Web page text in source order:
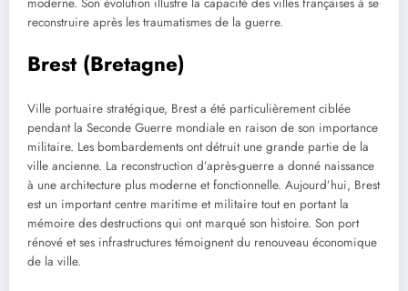
reconstruire après les traumatismes de la guerre.
Brest (Bretagne)
Ville portuaire stratégique, Brest a été particulièrement ciblée
pendant la Seconde Guerre mondiale en raison de son importance
militaire. Les bombardements ont détruit une grande partie de la
ville ancienne. La reconstruction d’après-guerre a donné naissance
à une architecture plus moderne et fonctionnelle. Aujourd’hui, Brest
est un important centre maritime et militaire tout en portant la
mémoire des destructions qui ont marqué son histoire. Son port
rénové et ses infrastructures témoignent du renouveau économique
de la ville.